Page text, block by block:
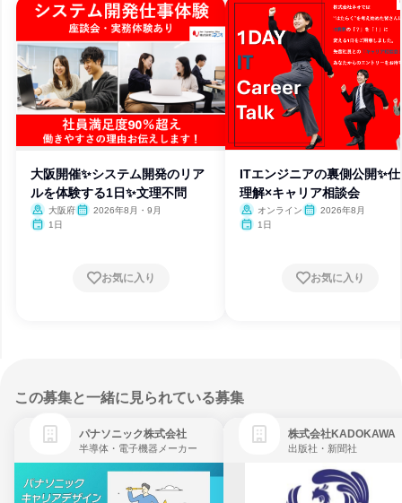
大阪開催✨システム開発のリア
ルを体験する1日✨文理不問
大阪府
2026年8月・9月
1日
お気に入り
ITエンジニアの裏側公開✨
理解×キャリア相談会
オンライン
2026年8月
1日
お気に入り
この募集と一緒に見られている募集
パナソニック株式会社
半導体・電子機器メーカー
株式会社KADOKAWA
出版社・新聞社